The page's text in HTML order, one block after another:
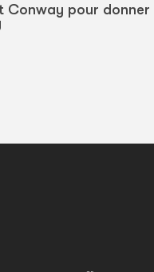
Conway pour donner